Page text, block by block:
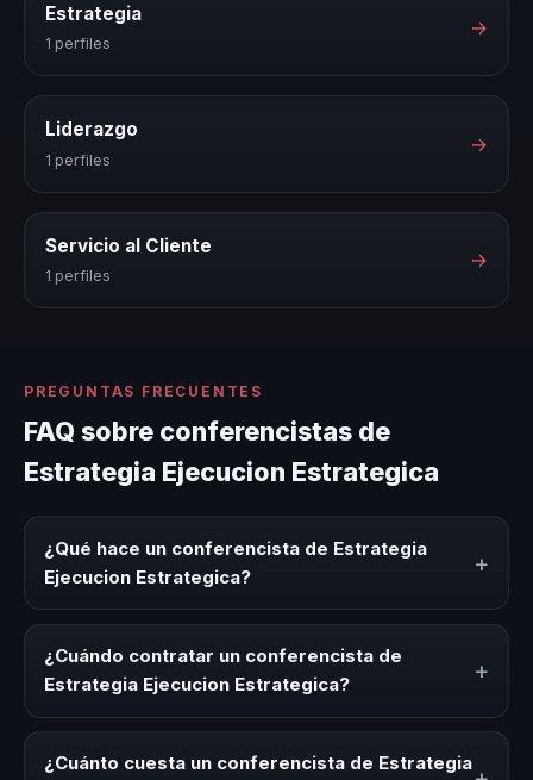
Estrategia
1 perfiles
→
Liderazgo
1 perfiles
→
Servicio al Cliente
1 perfiles
→
PREGUNTAS FRECUENTES
FAQ sobre conferencistas de
Estrategia Ejecucion Estrategica
¿Qué hace un conferencista de Estrategia
Ejecucion Estrategica?
+
un experto que comparte conocimiento, estrategias y
experiencias sobre este tema en eventos corporativos,
convenciones y seminarios. Su objetivo es generar
reflexión, inspiración y herramientas aplicables para la
¿Cuándo contratar un conferencista de
Estrategia Ejecucion Estrategica?
+
Ejecucion Estrategica para kick-offs, convenciones
¿Cuánto cuesta un conferencista de Estrategia